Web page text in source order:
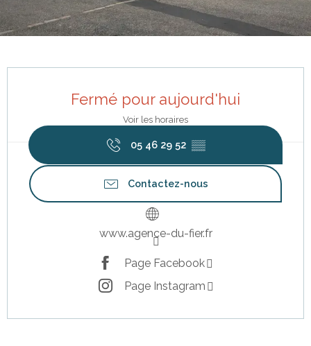
Fermé pour aujourd'hui
Voir les horaires
05 46 29 52 ▒▒
Contactez-nous
www.agence-du-fier.fr
Page Facebook
Page Instagram